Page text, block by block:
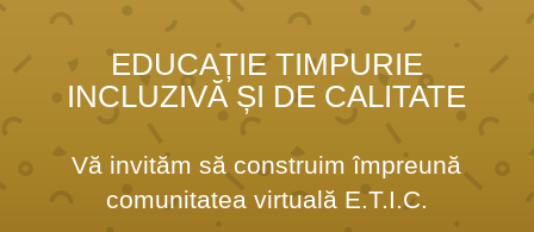
EDUCAȚIE TIMPURIE
INCLUZIVĂ ȘI DE CALITATE
Vă invităm să construim împreună
comunitatea virtuală E.T.I.C.